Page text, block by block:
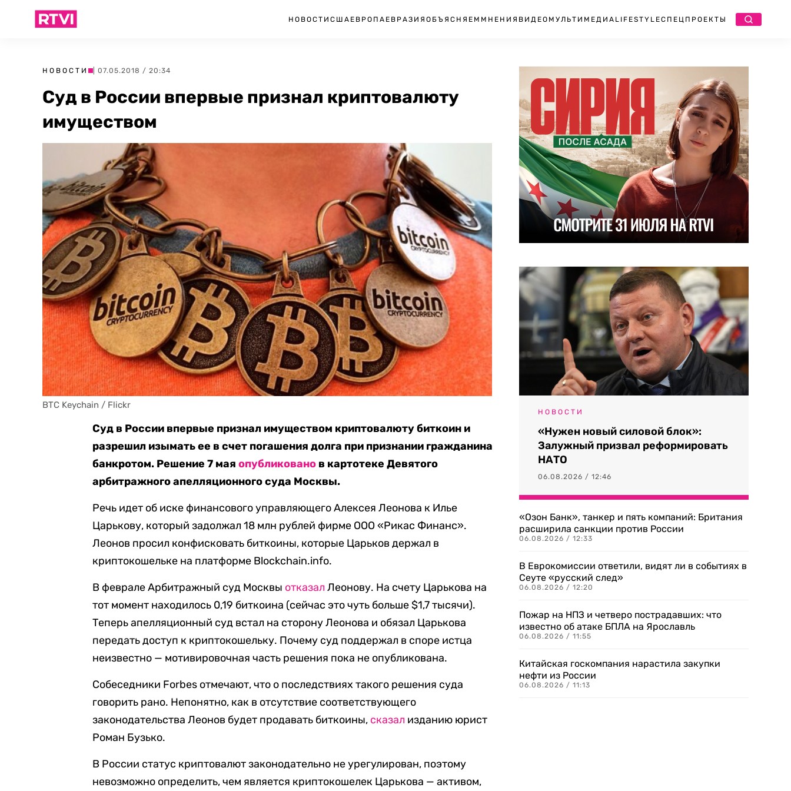
НОВОСТИ США ЕВРОПА ЕВРАЗИЯ ОБЪЯСНЯЕМ МНЕНИЯ ВИДЕО МУЛЬТИМЕДИА LIFESTYLEСПЕЦПРОЕКТЫ
НОВОСТИ | 07.05.2018 / 20:34
Суд в России впервые признал криптовалюту
имуществом
BTC Keychain / Flickr
Суд в России впервые признал имуществом криптовалюту биткоин и
разрешил изымать ее в счет погашения долга при признании гражданина
банкротом. Решение 7 маяопубликовано в картотеке Девятого
арбитражного апелляционного суда Москвы.
Речь идет об иске финансового управляющего Алексея Леонова к Илье
Царькову, который задолжал 18 млн рублей фирме ООО «Рикас Финанс».
Леонов просил конфисковать биткоины, которые Царьков держал в
криптокошельке на платформе Blockchain.info.
В феврале Арбитражный суд Москвы отказал Леонову. На счету Царькова на
тот момент находилось 0,19 биткоина (сейчас это чуть больше $1,7 тысячи).
Теперь апелляционный суд встал на сторону Леонова и обязал Царькова
передать доступ к криптокошельку. Почему суд поддержал в споре истца
неизвестно — мотивировочная часть решения пока не опубликована.
Собеседники Forbes отмечают, что о последствиях такого решения суда
говорить рано. Непонятно, как в отсутствие соответствующего
законодательства Леонов будет продавать биткоины, сказал изданию юрист
Роман Бузько.
В России статус криптовалют законодательно не урегулирован, поэтому
невозможно определить, чем является криптокошелек Царькова — активом,
НОВОСТИ
«Нужен новый силовой блок»:
Залужный призвал реформировать
НАТО
06.08.2026 / 12:46
«Озон Банк», танкер и пять компаний: Британия
расширила санкции против России
06.08.2026 / 12:33
В Еврокомиссии ответили, видят ли в событиях в
Сеуте «русский след»
06.08.2026 / 12:20
Пожар на НПЗ и четверо пострадавших: что
известно об атаке БПЛА на Ярославль
06.08.2026 / 11:55
Китайская госкомпания нарастила закупки
нефти из России
06.08.2026 / 11:13